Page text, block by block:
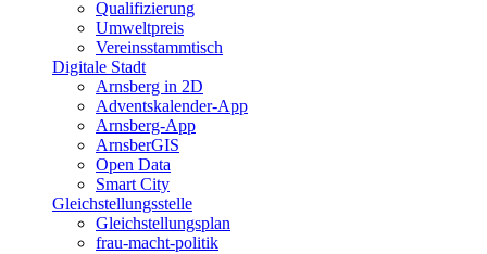
Qualifizierung
Umweltpreis
Vereinsstammtisch
Digitale Stadt
Arnsberg in 2D
Adventskalender-App
Arnsberg-App
ArnsberGIS
Open Data
Smart City
Gleichstellungsstelle
Gleichstellungsplan
frau-macht-politik